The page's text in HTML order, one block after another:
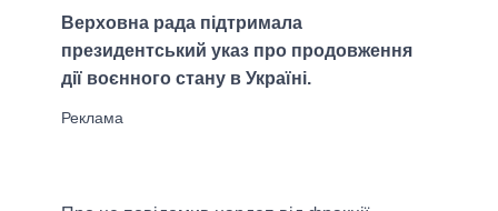
Верховна рада підтримала
президентський указ про продовження
дії воєнного стану в Україні.